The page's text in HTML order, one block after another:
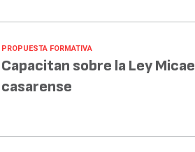
PROPUESTA FORMATIVA
Capacitan sobre la Ley
casarense